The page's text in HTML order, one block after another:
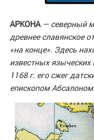
АРКОНА — северный
древнее славянское
«на конце». Здесь
известных языческих
1168 г. его сжег
епископом Абсалоном.